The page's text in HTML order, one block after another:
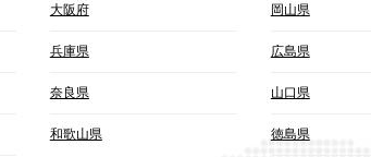
大阪府
兵庫県
奈良県
和歌山県
岡山県
広島県
山口県
徳島県